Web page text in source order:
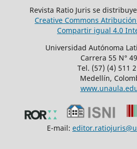
Revista Ratio Juris se
Creative Commons
Compartir igual 4.0
Universidad Autónoma
Carrera 55 N°
Tel. (57) (4) 511
Medellín,
E-mail: